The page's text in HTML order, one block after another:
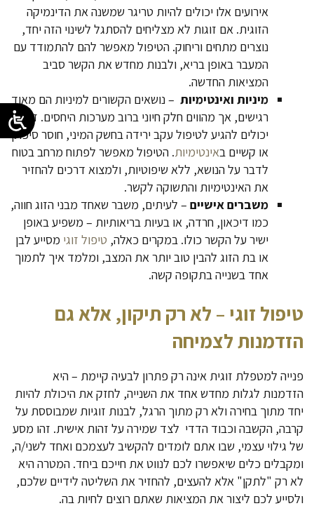
אירועים אלו יכולים להיות טריגר שמשנה את הדינמיקה
הזוגית. אם זוגות לא מצליחים להסתגל לשינוי הזה יחד,
נוצרים מתחים וריחוק. הטיפול מאפשר להם להתמודד עם
המעבר באופן בריא, ולבנות מחדש את הקשר סביב
המציאות החדשה.
מיניות ואינטימיות – נושאים הקשורים למיניות הם מאוד
רגישים, אך מהווים חלק חיוני ברוב מערכות היחסים. זוגות
יכולים להגיע לטיפול עקב ירידה בחשק המיני, חוסר סיפוק
או קשיים באינטימיות. הטיפול מאפשר לפתוח מרחב בטוח
לדבר על הנושא, ללא שיפוטיות, ולמצוא דרכים להחזיר
את האינטימיות והתשוקה לקשר.
משברים אישיים – לעיתים, משבר שאחד מבני הזוג חווה,
כמו דיכאון, חרדה, או בעיות בריאותיות – משפיע באופן
ישיר על הקשר כולו. במקרים כאלה, טיפול זוגי מסייע לבן
או בת הזוג להבין טוב יותר את המצב, ומלמד איך לתמוך
אחד בשנייה בתקופה קשה.
טיפול זוגי – לא רק תיקון, אלא גם
הזדמנות לצמיחה
פנייה למטפלת זוגית אינה רק פתרון לבעיה קיימת – היא
הזדמנות לגלות מחדש אחד את השנייה, לחזק את היכולת להיות
יחד מתוך בחירה ולא רק מתוך הרגל, לבנות זוגיות שמבוססת על
קרבה, הקשבה וכבוד הדדי לצד שמירה על זהות אישית. זהו מסע
של גילוי עצמי, שבו אתם לומדים להקשיב לעצמכם ואחד לשני/ה,
ומקבלים כלים שיאפשרו לכם לנווט את חייכם ביחד. המטרה היא
לא רק "לתקן" אלא להעצים, להחזיר את השליטה לידיים שלכם,
ולסייע לכם ליצור את המציאות שאתם רוצים לחיות בה.